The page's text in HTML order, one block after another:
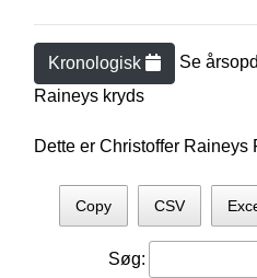
Kronologisk Se
Raineys kryds
Dette er Christoffer Raineys
Copy CSV
Søg: